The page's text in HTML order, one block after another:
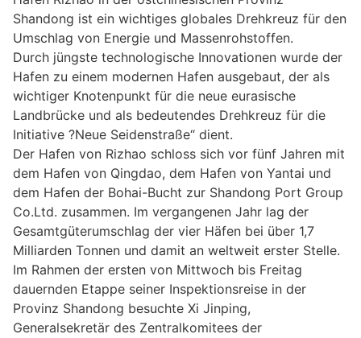
Shandong ist ein wichtiges globales Drehkreuz für den
Umschlag von Energie und Massenrohstoffen.
Durch jüngste technologische Innovationen wurde der
Hafen zu einem modernen Hafen ausgebaut, der als
wichtiger Knotenpunkt für die neue eurasische
Landbrücke und als bedeutendes Drehkreuz für die
Initiative ?Neue Seidenstraße“ dient.
Der Hafen von Rizhao schloss sich vor fünf Jahren mit
dem Hafen von Qingdao, dem Hafen von Yantai und
dem Hafen der Bohai-Bucht zur Shandong Port Group
Co.Ltd. zusammen. Im vergangenen Jahr lag der
Gesamtgüterumschlag der vier Häfen bei über 1,7
Milliarden Tonnen und damit an weltweit erster Stelle.
Im Rahmen der ersten von Mittwoch bis Freitag
dauernden Etappe seiner Inspektionsreise in der
Provinz Shandong besuchte Xi Jinping,
Generalsekretär des Zentralkomitees der